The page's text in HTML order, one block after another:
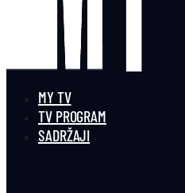
MY TV
TV PROGRAM
SADRŽAJI